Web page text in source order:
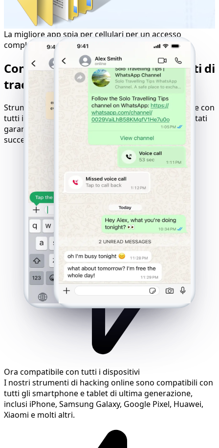
La migliore app spia per cellulari per un accesso
completo
Compatibilità perfetta per risultati di
tracciamento ottimali
Strumento online per hackerare siti web compatibile con
tutti i dispositivi, sistemi operativi e reti mobili. Risultati
garantiti con logica di pagamento solo in caso di
successo.
Ora compatibile con tutti i dispositivi
I nostri strumenti di hacking online sono compatibili con
tutti gli smartphone e tablet di ultima generazione,
inclusi iPhone, Samsung Galaxy, Google Pixel, Huawei,
Xiaomi e molti altri.